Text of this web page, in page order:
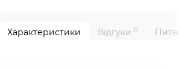
Характеристики Відгуки 0